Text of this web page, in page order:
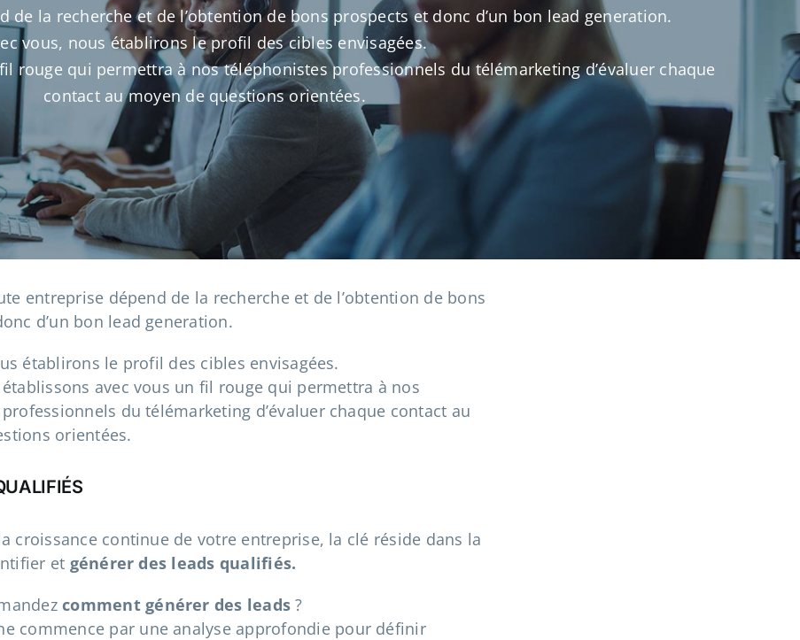
de la recherche et de l’obtention de bons prospects et donc d’un bon lead generation.
vous, nous établirons le profil des cibles envisagées.
rouge qui permettra à nos téléphonistes professionnels du télémarketing d’évaluer chaque
contact au moyen de questions orientées.
entreprise dépend de la recherche et de l’obtention de bons
d’un bon lead generation.
établirons le profil des cibles envisagées.
avec vous un fil rouge qui permettra à nos
du télémarketing d’évaluer chaque contact au
orientées.
croissance continue de votre entreprise, la clé réside dans la
et générer des leads qualifiés.
comment générer des leads ?
commence par une analyse approfondie pour définir